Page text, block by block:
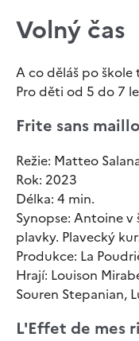
Volný čas
A co děláš po škole
Pro děti od 5 do 7
Frite sans
Režie: Matteo
Rok: 2023
Délka: 4 min.
Synopse: Antoine v
plavky. Plavecký
Produkce: La
Hrají: Louison
Souren Stepanian,
L'Effet de mes